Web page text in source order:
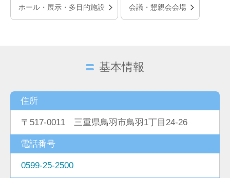
ホール・展示・多目的施設 会議・懇親会会場
基本情報
住所
〒517-0011 三重県鳥羽市鳥羽1丁目24-26
電話番号
0599-25-2500